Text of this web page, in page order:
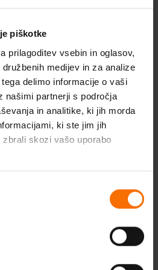
piškotke
prilagoditev vsebin in oglasov,
medijev in za analize
delimo informacije o vaši
našimi partnerji s področja
in analitike, ki jih morda
ki ste jim jih
skozi vašo uporabo
naučiti iz odnosa?
temama koje nas često
razgovor sa psihologom. Iako
promijenjena, glasovi koje